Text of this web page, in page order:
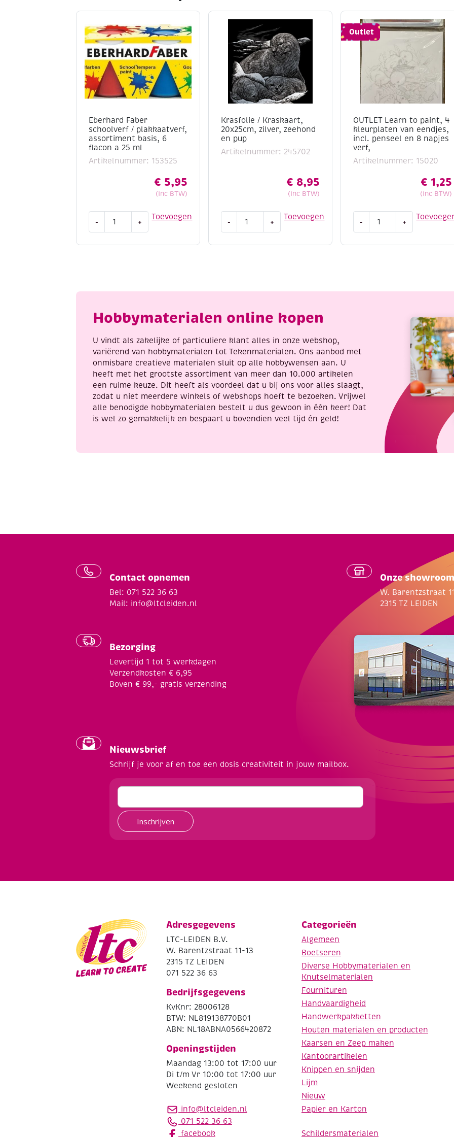
Eberhard Faber
schoolverf / plakkaatverf,
assortiment basis, 6
flacon a 25 ml
Artikelnummer: 153525
€ 5,95
(Inc BTW)
Toevoegen
-
6
ml
aantal
+
Krasfolie / Kraskaart,
20x25cm, zilver, zeehond
en pup
Artikelnummer: 245702
€ 8,95
(Inc BTW)
Toevoegen
-
pup
+
Outlet
OUTLET Learn to paint, 4
kleurplaten van eendjes,
incl. penseel en 8 napjes
verf,
Artikelnummer: 15020
€ 1,25
(Inc BTW)
-
eendjes,
napjes
+
Hobbymaterialen online kopen
U vindt als zakelijke of particuliere klant alles in onze webshop,
variërend van hobbymaterialen tot Tekenmaterialen. Ons aanbod met
onmisbare creatieve materialen sluit op alle hobbywensen aan. U
heeft met het grootste assortiment van meer dan 10.000 artikelen
een ruime keuze. Dit heeft als voordeel dat u bij ons voor alles slaagt,
zodat u niet meerdere winkels of webshops hoeft te bezoeken. Vrijwel
alle benodigde hobbymaterialen bestelt u dus gewoon in één keer! Dat
is wel zo gemakkelijk en bespaart u bovendien veel tijd én geld!
Contact opnemen
Bel: 071 522 36 63
Mail: info@ltcleiden.nl
Bezorging
Levertijd 1 tot 5 werkdagen
Verzendkosten € 6,95
Boven € 99,- gratis verzending
Onze showroom
W. Barentzstraat
2315 TZ LEIDEN
Nieuwsbrief
Schrijf je voor af en toe een dosis creativiteit in jouw mailbox.
Inschrijven
Adresgegevens
LTC-LEIDEN B.V.
W. Barentzstraat 11-13
2315 TZ LEIDEN
071 522 36 63
Bedrijfsgegevens
KvKnr: 28006128
BTW: NL819138770B01
ABN: NL18ABNA0566420872
Openingstijden
Maandag 13:00 tot 17:00 uur
Di t/m Vr 10:00 tot 17:00 uur
Weekend gesloten
info@ltcleiden.nl
071 522 36 63
facebook
Categorieën
Algemeen
Boetseren
Diverse Hobbymaterialen en
Knutselmaterialen
Fournituren
Handvaardigheid
Handwerkpakketten
Houten materialen en producten
Kaarsen en Zeep maken
Kantoorartikelen
Knippen en snijden
Lijm
Nieuw
Papier en Karton
Schildersmaterialen